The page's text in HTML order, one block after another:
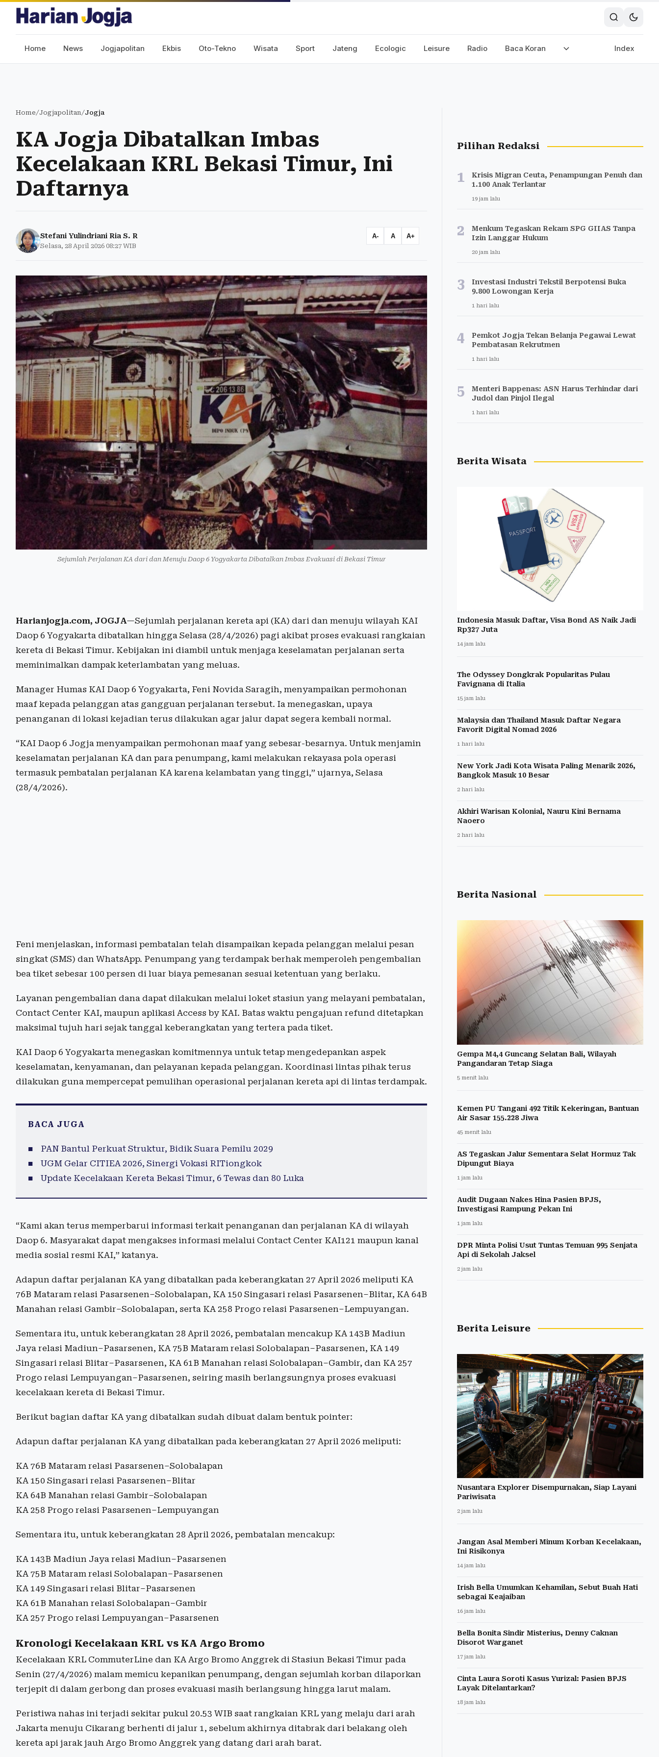
Home News Jogjapolitan Ekbis Oto-Tekno Wisata Sport Jateng Ecologic Leisure Radio Baca Koran Index
Home/Jogjapolitan/Jogja
KA Jogja Dibatalkan Imbas
Kecelakaan KRL Bekasi Timur, Ini
Daftarnya
Stefani Yulindriani Ria S. R
Selasa, 28 April 2026 08:27 WIB
A- A A+
Sejumlah Perjalanan KA dari dan Menuju Daop 6 Yogyakarta Dibatalkan Imbas Evakuasi di Bekasi Timur
Harianjogja.com, JOGJA—Sejumlah perjalanan kereta api (KA) dari dan menuju wilayah KAI
Daop 6 Yogyakarta dibatalkan hingga Selasa (28/4/2026) pagi akibat proses evakuasi rangkaian
kereta di Bekasi Timur. Kebijakan ini diambil untuk menjaga keselamatan perjalanan serta
meminimalkan dampak keterlambatan yang meluas.
Manager Humas KAI Daop 6 Yogyakarta, Feni Novida Saragih, menyampaikan permohonan
maaf kepada pelanggan atas gangguan perjalanan tersebut. Ia menegaskan, upaya
penanganan di lokasi kejadian terus dilakukan agar jalur dapat segera kembali normal.
“KAI Daop 6 Jogja menyampaikan permohonan maaf yang sebesar-besarnya. Untuk menjamin
keselamatan perjalanan KA dan para penumpang, kami melakukan rekayasa pola operasi
termasuk pembatalan perjalanan KA karena kelambatan yang tinggi,” ujarnya, Selasa
(28/4/2026).
Feni menjelaskan, informasi pembatalan telah disampaikan kepada pelanggan melalui pesan
singkat (SMS) dan WhatsApp. Penumpang yang terdampak berhak memperoleh pengembalian
bea tiket sebesar 100 persen di luar biaya pemesanan sesuai ketentuan yang berlaku.
Layanan pengembalian dana dapat dilakukan melalui loket stasiun yang melayani pembatalan,
Contact Center KAI, maupun aplikasi Access by KAI. Batas waktu pengajuan refund ditetapkan
maksimal tujuh hari sejak tanggal keberangkatan yang tertera pada tiket.
KAI Daop 6 Yogyakarta menegaskan komitmennya untuk tetap mengedepankan aspek
keselamatan, kenyamanan, dan pelayanan kepada pelanggan. Koordinasi lintas pihak terus
dilakukan guna mempercepat pemulihan operasional perjalanan kereta api di lintas terdampak.
BACA JUGA
PAN Bantul Perkuat Struktur, Bidik Suara Pemilu 2029
UGM Gelar CITIEA 2026, Sinergi Vokasi RITiongkok
Update Kecelakaan Kereta Bekasi Timur, 6 Tewas dan 80 Luka
“Kami akan terus memperbarui informasi terkait penanganan dan perjalanan KA di wilayah
Daop 6. Masyarakat dapat mengakses informasi melalui Contact Center KAI121 maupun kanal
media sosial resmi KAI,” katanya.
Adapun daftar perjalanan KA yang dibatalkan pada keberangkatan 27 April 2026 meliputi KA
76B Mataram relasi Pasarsenen–Solobalapan, KA 150 Singasari relasi Pasarsenen–Blitar, KA 64B
Manahan relasi Gambir–Solobalapan, serta KA 258 Progo relasi Pasarsenen–Lempuyangan.
Sementara itu, untuk keberangkatan 28 April 2026, pembatalan mencakup KA 143B Madiun
Jaya relasi Madiun–Pasarsenen, KA 75B Mataram relasi Solobalapan–Pasarsenen, KA 149
Singasari relasi Blitar–Pasarsenen, KA 61B Manahan relasi Solobalapan–Gambir, dan KA 257
Progo relasi Lempuyangan–Pasarsenen, seiring masih berlangsungnya proses evakuasi
kecelakaan kereta di Bekasi Timur.
Berikut bagian daftar KA yang dibatalkan sudah dibuat dalam bentuk pointer:
Adapun daftar perjalanan KA yang dibatalkan pada keberangkatan 27 April 2026 meliputi:
KA 76B Mataram relasi Pasarsenen–Solobalapan
KA 150 Singasari relasi Pasarsenen–Blitar
KA 64B Manahan relasi Gambir–Solobalapan
KA 258 Progo relasi Pasarsenen–Lempuyangan
Sementara itu, untuk keberangkatan 28 April 2026, pembatalan mencakup:
KA 143B Madiun Jaya relasi Madiun–Pasarsenen
KA 75B Mataram relasi Solobalapan–Pasarsenen
KA 149 Singasari relasi Blitar–Pasarsenen
KA 61B Manahan relasi Solobalapan–Gambir
KA 257 Progo relasi Lempuyangan–Pasarsenen
Kronologi Kecelakaan KRL vs KA Argo Bromo
Kecelakaan KRL CommuterLine dan KA Argo Bromo Anggrek di Stasiun Bekasi Timur pada
Senin (27/4/2026) malam memicu kepanikan penumpang, dengan sejumlah korban dilaporkan
terjepit di dalam gerbong dan proses evakuasi masih berlangsung hingga larut malam.
Peristiwa nahas ini terjadi sekitar pukul 20.53 WIB saat rangkaian KRL yang melaju dari arah
Jakarta menuju Cikarang berhenti di jalur 1, sebelum akhirnya ditabrak dari belakang oleh
kereta api jarak jauh Argo Bromo Anggrek yang datang dari arah barat.
Pilihan Redaksi
1
Krisis Migran Ceuta, Penampungan Penuh dan
1.100 Anak Terlantar
19 jam lalu
2
Menkum Tegaskan Rekam SPG GIIAS Tanpa
Izin Langgar Hukum
20 jam lalu
3
Investasi Industri Tekstil Berpotensi Buka
9.800 Lowongan Kerja
1 hari lalu
4
Pemkot Jogja Tekan Belanja Pegawai Lewat
Pembatasan Rekrutmen
1 hari lalu
5
Menteri Bappenas: ASN Harus Terhindar dari
Judol dan Pinjol Ilegal
1 hari lalu
Berita Wisata
Indonesia Masuk Daftar, Visa Bond AS Naik Jadi
Rp327 Juta
14 jam lalu
The Odyssey Dongkrak Popularitas Pulau
Favignana di Italia
15 jam lalu
Malaysia dan Thailand Masuk Daftar Negara
Favorit Digital Nomad 2026
1 hari lalu
New York Jadi Kota Wisata Paling Menarik 2026,
Bangkok Masuk 10 Besar
2 hari lalu
Akhiri Warisan Kolonial, Nauru Kini Bernama
Naoero
2 hari lalu
Berita Nasional
Gempa M4,4 Guncang Selatan Bali, Wilayah
Pangandaran Tetap Siaga
5 menit lalu
Kemen PU Tangani 492 Titik Kekeringan, Bantuan
Air Sasar 155.228 Jiwa
45 menit lalu
AS Tegaskan Jalur Sementara Selat Hormuz Tak
Dipungut Biaya
1 jam lalu
Audit Dugaan Nakes Hina Pasien BPJS,
Investigasi Rampung Pekan Ini
1 jam lalu
DPR Minta Polisi Usut Tuntas Temuan 995 Senjata
Api di Sekolah Jaksel
2 jam lalu
Berita Leisure
Nusantara Explorer Disempurnakan, Siap Layani
Pariwisata
2 jam lalu
Jangan Asal Memberi Minum Korban Kecelakaan,
Ini Risikonya
14 jam lalu
Irish Bella Umumkan Kehamilan, Sebut Buah Hati
sebagai Keajaiban
16 jam lalu
Bella Bonita Sindir Misterius, Denny Caknan
Disorot Warganet
17 jam lalu
Cinta Laura Soroti Kasus Yurizal: Pasien BPJS
Layak Ditelantarkan?
18 jam lalu